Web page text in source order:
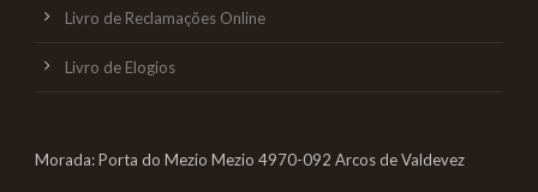
Livro de Reclamações Online
Livro de Elogios
Morada: Porta do Mezio Mezio 4970-092 Arcos de Valdevez